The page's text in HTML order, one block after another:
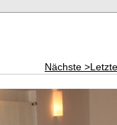
Nächste >